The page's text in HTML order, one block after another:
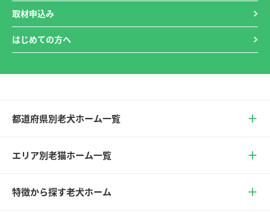
取材申込み
はじめての方へ
都道府県別老犬ホーム一覧
エリア別老猫ホーム一覧
特徴から探す老犬ホーム